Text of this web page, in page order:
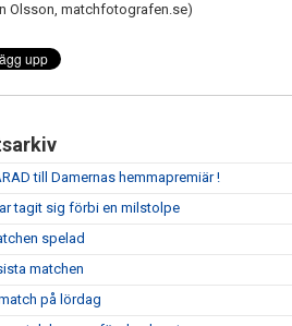
Olsson, matchfotografen.se)
till Damernas hemmapremiär !
tagit sig förbi en milstolpe
spelad
matchen
på lördag